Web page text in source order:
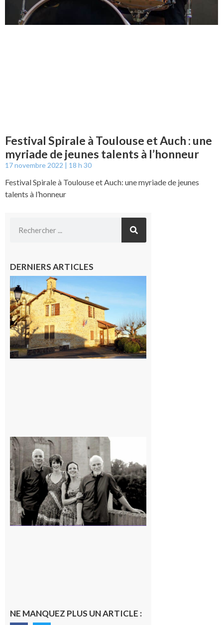
Festival Spirale à Toulouse et Auch : une
myriade de jeunes talents à l’honneur
17 novembre 2022 18 h 30
Festival Spirale à Toulouse et Auch: une myriade de jeunes
talents à l’honneur
DERNIERS ARTICLES
NE MANQUEZ PLUS UN ARTICLE :